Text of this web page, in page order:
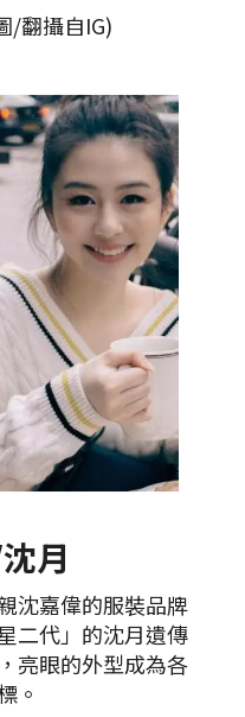
/翻攝自IG)
月
沈嘉偉的服裝品牌
二代」的沈月遺傳
亮眼的外型成為各
。